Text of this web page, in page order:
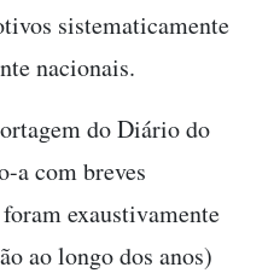
sistematicamente
nacionais.
do Diário do
a com breves
exaustivamente
ao longo dos anos)